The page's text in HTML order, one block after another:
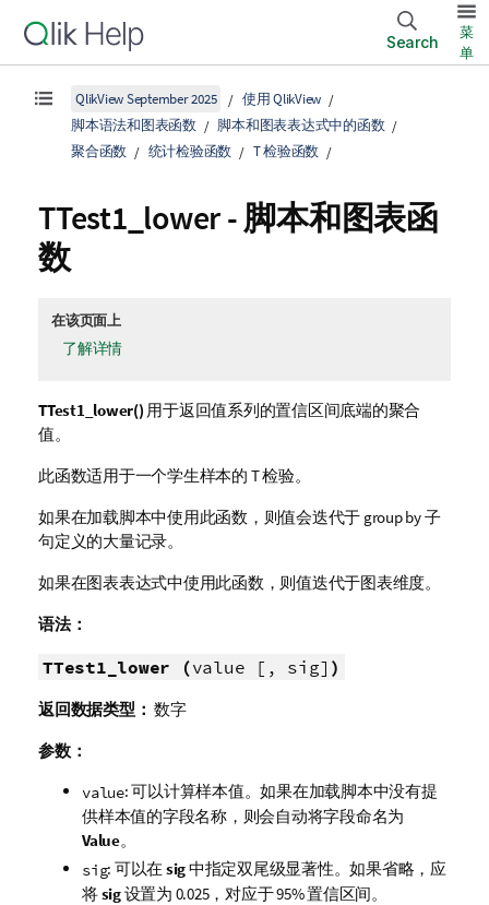
Search
菜
单
QlikView September 2025
使用 QlikView
脚本语法和图表函数
脚本和图表表达式中的函数
聚合函数
统计检验函数 T 检验函数
TTest1_lower- 脚本和图表函
数
在该页面上
了解详情
TTest1_lower() 用于返回值系列的置信区间底端的聚合
值。
此函数适用于一个学生样本的 T 检验。
如果在加载脚本中使用此函数，则值会迭代于 group by 子
句定义的大量记录。
如果在图表表达式中使用此函数，则值迭代于图表维度。
语法：
TTest1_lower (value [, sig] )
返回数据类型： 数字
参数：
value: 可以计算样本值。如果在加载脚本中没有提
供样本值的字段名称，则会自动将字段命名为
Value。
sig: 可以在 sig中指定双尾级显著性。如果省略，应
将sig设置为 0.025，对应于 95% 置信区间。